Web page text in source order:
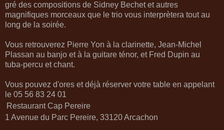
gré des compositions de Sidney Bechet et autres
magnifiques morceaux que le trio vous interprètera tout au
long de la soirée.
Vous retrouverez Pierre Yon à la clarinette, Jean-Michel
Plassan au banjo et à la guitare ténor, et Fred Dupin au
tuba-percu et chant.
Vous pouvez d'ores et déjà réserver votre table en appelant
le 05 56 83 24 01
Restaurant Cap Pereire
1 Avenue du Parc Pereire, 33120 Arcachon